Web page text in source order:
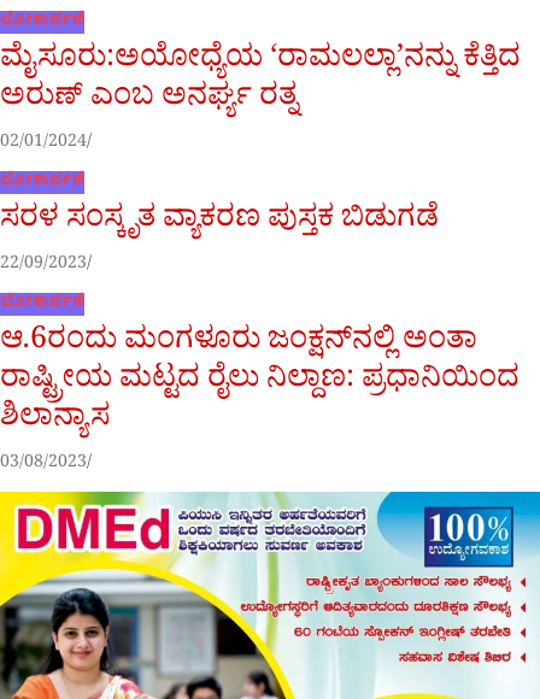
ಲೋಕಾರ್ಪಣೆ
ಮೈಸೂರು:ಅಯೋಧ್ಯೆಯ ‘ರಾಮಲಲ್ಲಾ’ನನ್ನು ಕೆತ್ತಿದ
ಅರುಣ್ ಎಂಬ ಅನರ್ಘ್ಯ ರತ್ನ
02/01/2024
ಲೋಕಾರ್ಪಣೆ
ಸರಳ ಸಂಸ್ಕೃತ ವ್ಯಾಕರಣ ಪುಸ್ತಕ ಬಿಡುಗಡೆ
22/09/2023
ಲೋಕಾರ್ಪಣೆ
ಆ.6ರಂದು ಮಂಗಳೂರು ಜಂಕ್ಷನ್‌ನಲ್ಲಿ ಅಂತಾ
ರಾಷ್ಟ್ರೀಯ ಮಟ್ಟದ ರೈಲು ನಿಲ್ದಾಣ: ಪ್ರಧಾನಿಯಿಂದ
ಶಿಲಾನ್ಯಾಸ
03/08/2023